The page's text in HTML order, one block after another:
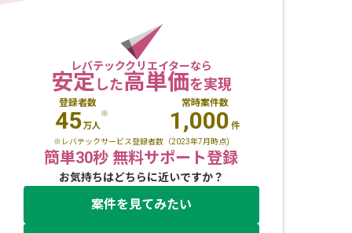
レバテッククリエイターなら
安定した高単価を実現
登録者数
45万人
※
常時案件数
1,000 件
※レバテックサービス登録者数（2023年7月時点)
簡単30秒 無料サポート登録
お気持ちはどちらに近いですか？
案件を見てみたい